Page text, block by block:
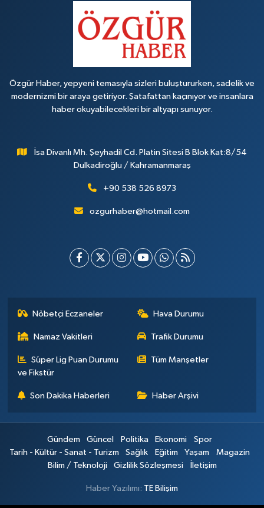
Özgür Haber, yepyeni temasıyla sizleri buluştururken, sadelik ve
modernizmi bir araya getiriyor. Şatafattan kaçınıyor ve insanlara
haber okuyabilecekleri bir altyapı sunuyor.
İsa Divanlı Mh. Şeyhadil Cd. Platin Sitesi B Blok Kat:8/54
Dulkadiroğlu / Kahramanmaraş
+90 538 526 8973
ozgurhaber@hotmail.com
Nöbetçi Eczaneler Hava Durumu
Namaz Vakitleri Trafik Durumu
Süper Lig Puan Durumu
ve Fikstür
Tüm Manşetler
Son Dakika Haberleri Haber Arşivi
Gündem Güncel Politika Ekonomi
Spor
Tarih - Kültür - Sanat - Turizm
Sağlık Eğitim Yaşam
Magazin
Bilim / Teknoloji
Gizlilik Sözleşmesi İletişim
Haber Yazılımı: TE Bilişim